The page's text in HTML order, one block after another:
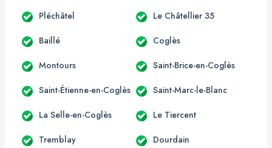
Pléchâtel Le Châtellier 35
Baillé Coglès
Montours Saint-Brice-en-Coglès
Saint-Étienne-en-Coglès Saint-Marc-le-Blanc
La Selle-en-Coglès Le Tiercent
Tremblay Dourdain